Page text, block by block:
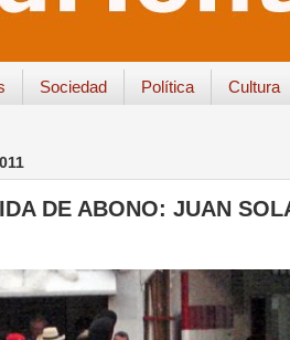
Sociedad Política Cultura
DE ABONO: JUAN